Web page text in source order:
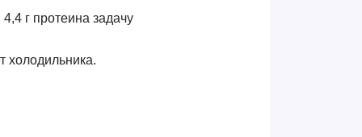
г протеина задачу
холодильника.